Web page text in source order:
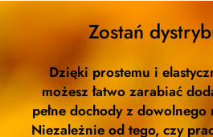
Zostań
Dzięki prostemu i
możesz łatwo zarabiać
pełne dochody z dowolnego
Niezależnie od tego, czy